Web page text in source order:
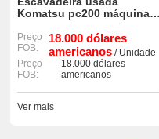
Komatsu pc200 máquina
Preço
FOB:
18.000 dólares
americanos/ Unidade
Preço
FOB:
18.000 dólares
americanos
Ver mais